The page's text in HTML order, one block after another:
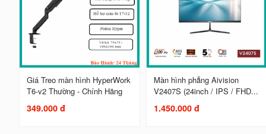
Giá Treo màn hình HyperWork
T6-v2 Thường - Chính Hãng
349.000 đ
Màn hình phẳng Aivision
V2407S (24inch / IPS / FHD...
1.450.000 đ